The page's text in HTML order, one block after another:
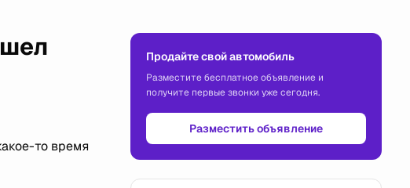
то время
Продайте свой автомобиль
Разместите бесплатное объявление и
получите первые звонки уже сегодня.
Разместить объявление